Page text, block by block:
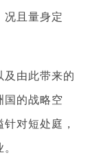
况且量身定
及由此带来的
国的战略空
对短处庭，